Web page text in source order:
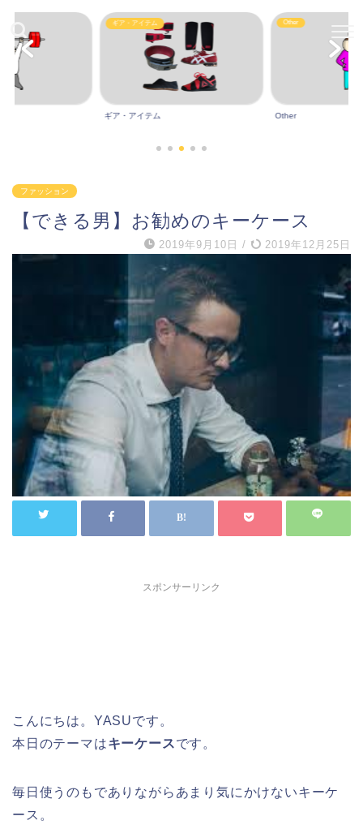
ギア・アイテム
ギア・アイテム
Other
Other
ファッション
【できる男】お勧めのキーケース
2019年9月10日 / 2019年12月25日
スポンサーリンク
こんにちは。YASUです。
本日のテーマはキーケースです。
毎日使うのもでありながらあまり気にかけないキーケ
ース。